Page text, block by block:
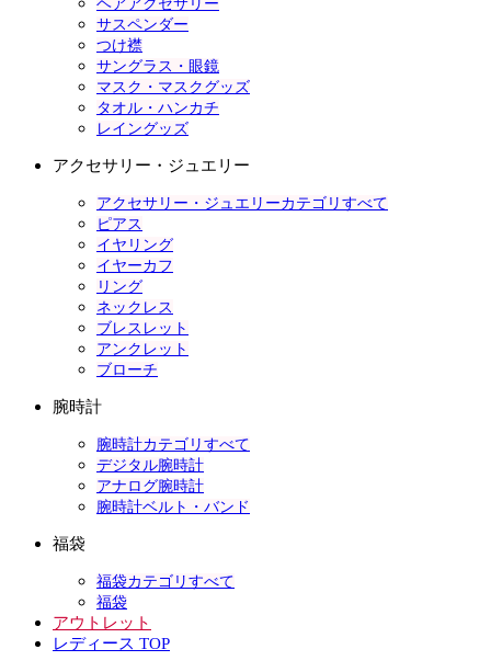
ヘアアクセサリー
サスペンダー
つけ襟
サングラス・眼鏡
マスク・マスクグッズ
タオル・ハンカチ
レイングッズ
アクセサリー・ジュエリー
アクセサリー・ジュエリーカテゴリすべて
ピアス
イヤリング
イヤーカフ
リング
ネックレス
ブレスレット
アンクレット
ブローチ
腕時計
腕時計カテゴリすべて
デジタル腕時計
アナログ腕時計
腕時計ベルト・バンド
福袋
福袋カテゴリすべて
福袋
アウトレット
レディース TOP